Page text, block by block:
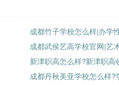
成都竹子学校怎么样|办学
成都武侯艺高学校官网|艺
新津职高怎么样?新津职高
成都丹秋美亚学校怎么样?